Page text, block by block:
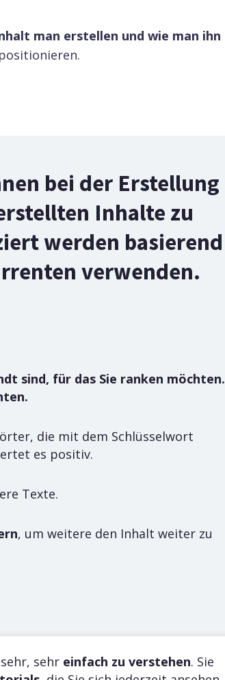
man erstellen und wie man ihn
bei der Erstellung
Inhalte zu
werden basierend
verwenden.
sind, für das Sie ranken möchten.
die mit dem Schlüsselwort
es positiv.
Texte.
, um weitere den Inhalt weiter zu
sehr einfach zu verstehen. Sie